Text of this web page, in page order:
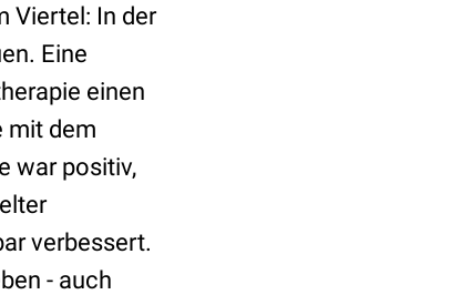
Viertel: In der
Eine
einen
mit dem
war positiv,
verbessert.
- auch